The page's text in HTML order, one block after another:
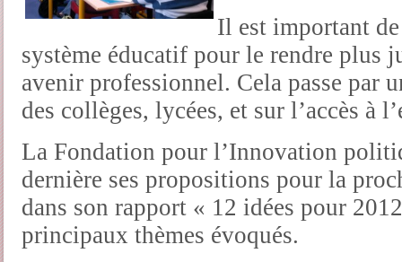
Il est important
système éducatif pour le rendre plus
avenir professionnel. Cela passe par
des collèges, lycées, et sur l’accès à
La Fondation pour l’Innovation
dernière ses propositions pour la
dans son rapport « 12 idées pour
principaux thèmes évoqués.